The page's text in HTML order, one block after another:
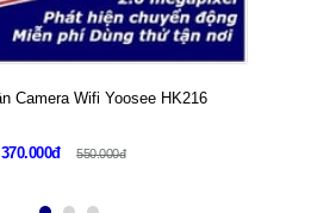
Ninh Thuận Camera Wifi Yoosee HK216
370.000đ 550.000đ